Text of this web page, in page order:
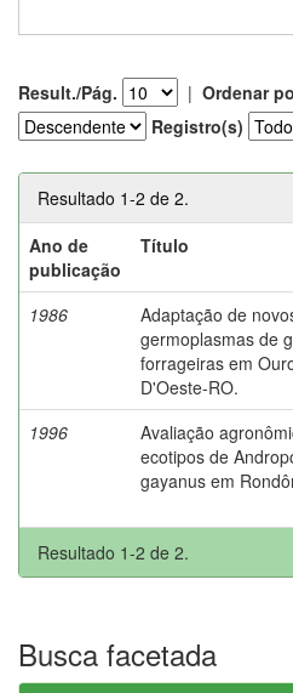
Result./Pág. | Ordenar
Registro(s)
Resultado 1-2 de 2.
Ano de
publicação
Título
1986
Adaptação de
germoplasmas de
forrageiras em
D'Oeste-RO.
1996
Avaliação
ecotipos de
gayanus em
Resultado 1-2 de 2.
Busca facetada